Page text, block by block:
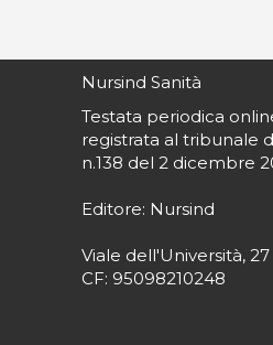
Nursind Sanità
Testata periodica
registrata al tribunale
n.138 del 2 dicembre
Editore: Nursind
Viale dell'Università,
CF: 95098210248